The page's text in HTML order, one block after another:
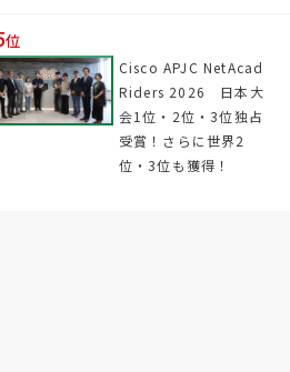
位
Cisco APJC NetAcad
Riders 2026 日本大
会1位・2位・3位独占
受賞！さらに世界2
位・3位も獲得！